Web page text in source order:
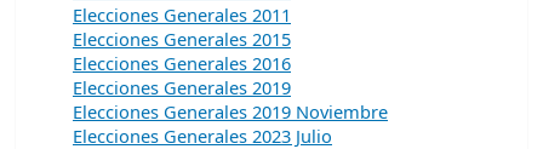
Elecciones Generales 2011
Elecciones Generales 2015
Elecciones Generales 2016
Elecciones Generales 2019
Elecciones Generales 2019 Noviembre
Elecciones Generales 2023 Julio